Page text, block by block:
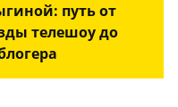
путь от
телешоу до